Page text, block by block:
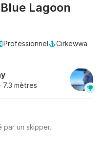
Lagoon
Professionnel Cirkewwa
· 7.3 mètres
par un skipper.